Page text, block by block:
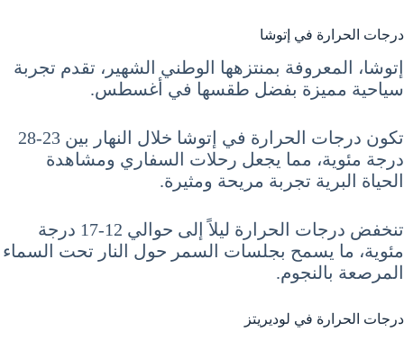
درجات الحرارة في إتوشا
إتوشا، المعروفة بمنتزهها الوطني الشهير، تقدم تجربة
سياحية مميزة بفضل طقسها في أغسطس.
تكون درجات الحرارة في إتوشا خلال النهار بين 23-28
درجة مئوية، مما يجعل رحلات السفاري ومشاهدة
الحياة البرية تجربة مريحة ومثيرة.
تنخفض درجات الحرارة ليلاً إلى حوالي 12-17 درجة
مئوية، ما يسمح بجلسات السمر حول النار تحت السماء
المرصعة بالنجوم.
درجات الحرارة في لوديريتز